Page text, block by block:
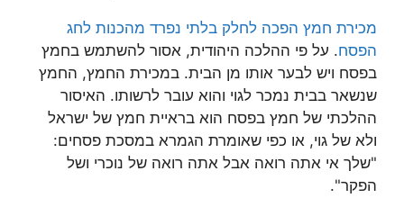
מכירת חמץ הפכה לחלק בלתי נפרד מהכנות לחג
הפסח. על פי ההלכה היהודית, אסור להשתמש בחמץ
בפסח ויש לבער אותו מן הבית. במכירת החמץ, החמץ
שנשאר בבית נמכר לגוי והוא עובר לרשותו. האיסור
ההלכתי של חמץ בפסח הוא בראיית חמץ של ישראל
ולא של גוי, או כפי שאומרת הגמרא במסכת פסחים:
"שלך אי אתה רואה אבל אתה רואה של נוכרי ושל
הפקר".